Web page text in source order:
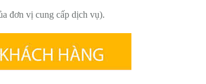
đơn vị cung cấp dịch vụ).